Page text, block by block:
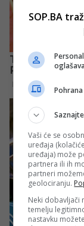
SOP.BA
Vaši će se
uređaja
uređaja) može
partnera ili ih
partneri
geolociranju.
Neki dobavljači
temelju
nastavku